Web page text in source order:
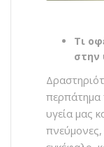
Τι
στην
υγεία μας